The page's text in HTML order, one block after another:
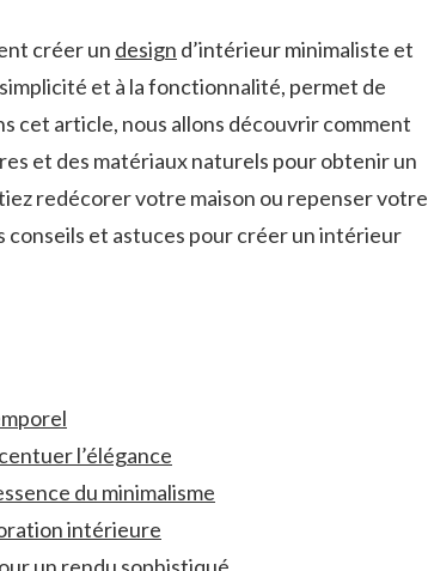
créer un design d’intérieur minimaliste et
et à la ⁣fonctionnalité, permet de
cet article, nous allons découvrir comment
et des matériaux naturels pour ⁣obtenir un
⁤redécorer votre maison ou repenser votre
conseils⁢ et astuces pour créer un intérieur‍
l’élégance
‍du minimalisme
intérieure